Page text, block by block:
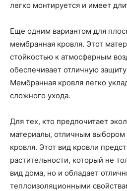
легко монтируется и имеет
Еще одним вариантом для
мембранная кровля. Этот
стойкостью к атмосферным
обеспечивает отличную
Мембранная кровля легко
сложного ухода.
Для тех, кто предпочитает
материалы, отличным выбором
кровля. Этот вид кровли
растительности, который не
вид дома, но и обладает
теплоизоляционными